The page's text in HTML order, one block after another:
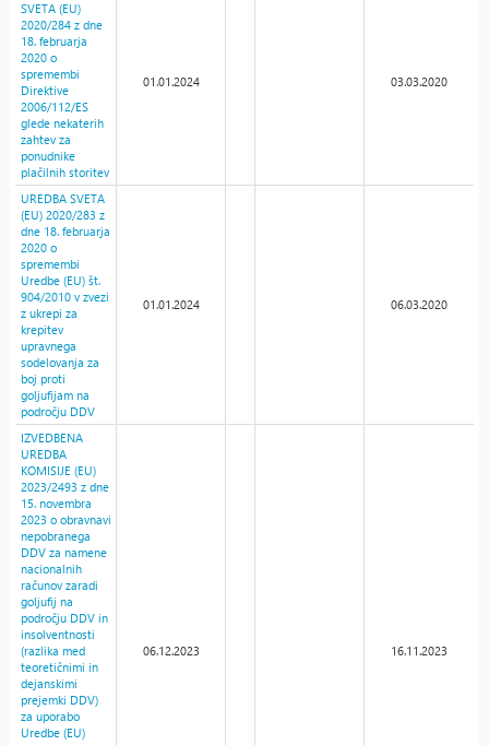
SVETA (EU)
2020/284 z dne
18. februarja
2020 o
spremembi
Direktive
2006/112/ES
glede nekaterih
zahtev za
ponudnike
plačilnih storitev
01.01.2024 03.03.2020
UREDBA SVETA
(EU) 2020/283 z
dne 18. februarja
2020 o
spremembi
Uredbe (EU) št.
904/2010 v zvezi
z ukrepi za
krepitev
upravnega
sodelovanja za
boj proti
goljufijam na
področju DDV
01.01.2024 06.03.2020
IZVEDBENA
UREDBA
KOMISIJE (EU)
2023/2493 z dne
15. novembra
2023 o obravnavi
nepobranega
DDV za namene
nacionalnih
računov zaradi
goljufij na
področju DDV in
insolventnosti
(razlika med
teoretičnimi in
dejanskimi
prejemki DDV)
za uporabo
Uredbe (EU)
06.12.2023 16.11.2023